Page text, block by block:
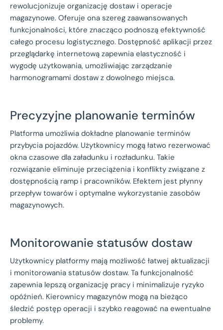
rewolucjonizuje organizację dostaw i operacje
magazynowe. Oferuje ona szereg zaawansowanych
funkcjonalności, które znacząco podnoszą efektywność
całego procesu logistycznego. Dostępność aplikacji przez
przeglądarkę internetową zapewnia elastyczność i
wygodę użytkowania, umożliwiając zarządzanie
harmonogramami dostaw z dowolnego miejsca.
Precyzyjne planowanie terminów
Platforma umożliwia dokładne planowanie terminów
przybycia pojazdów. Użytkownicy mogą łatwo rezerwować
okna czasowe dla załadunku i rozładunku. Takie
rozwiązanie eliminuje przeciążenia i konflikty związane z
dostępnością ramp i pracowników. Efektem jest płynny
przepływ towarów i optymalne wykorzystanie zasobów
magazynowych.
Monitorowanie statusów dostaw
Użytkownicy platformy mają możliwość łatwej aktualizacji
i monitorowania statusów dostaw. Ta funkcjonalność
zapewnia lepszą organizację pracy i minimalizuje ryzyko
opóźnień. Kierownicy magazynów mogą na bieżąco
śledzić postęp operacji i szybko reagować na ewentualne
problemy.